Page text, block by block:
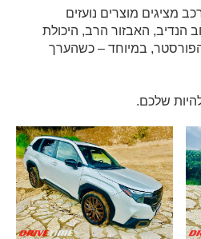
מציגים מוצרים נועזים
הנדיב, האבזור הרב, היכולת
במיוחד – כשהערך